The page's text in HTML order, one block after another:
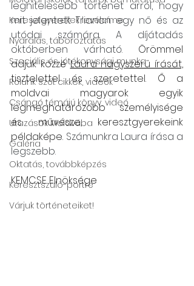
Keresztgyerekek levélcíme
Nyaralás, táboroztatás
Szociális és jótékonysági munka
Rólunk szól: cikkek, videók
Csángó témájú könyv, videó
Utazások Moldvába
Galéria
Oktatás, továbbképzés
Keresztszülő-portré
Várjuk történeteiket!
leghitelesebb történet arról, hogy
mit jelentett Trianon egy nő és az
utódai számára. A díjátadás
októberben várható. Örömmel
adjuk közzé Laura nagyszerű írását,
tisztelettel és szeretettel. Ő a
moldvai magyarok egyik
legmeghatározóbb személyisége
és művésze, keresztgyerekeink
példaképe. Számunkra Laura írása a
legszebb.
KEMCSE Elnöksége